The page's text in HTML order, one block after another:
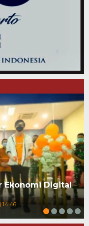
Ekonomi Digital
14:46